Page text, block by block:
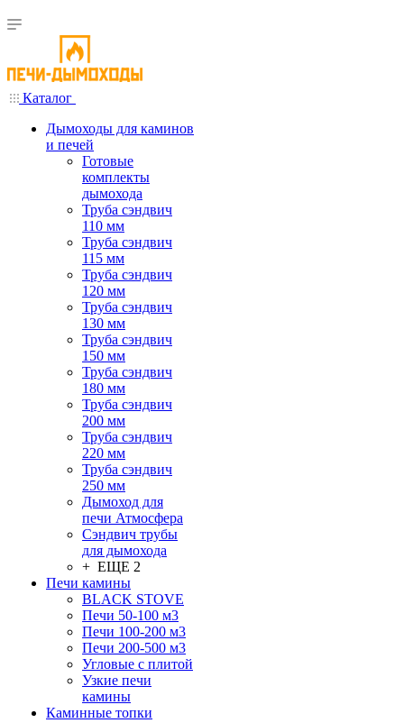
Каталог
Дымоходы для каминов
и печей
Готовые
комплекты
дымохода
Труба сэндвич
110 мм
Труба сэндвич
115 мм
Труба сэндвич
120 мм
Труба сэндвич
130 мм
Труба сэндвич
150 мм
Труба сэндвич
180 мм
Труба сэндвич
200 мм
Труба сэндвич
220 мм
Труба сэндвич
250 мм
Дымоход для
печи Атмосфера
Сэндвич трубы
для дымохода
+ ЕЩЕ 2
Печи камины
BLACK STOVE
Печи 50-100 м3
Печи 100-200 м3
Печи 200-500 м3
Угловые с плитой
Узкие печи
камины
Каминные топки